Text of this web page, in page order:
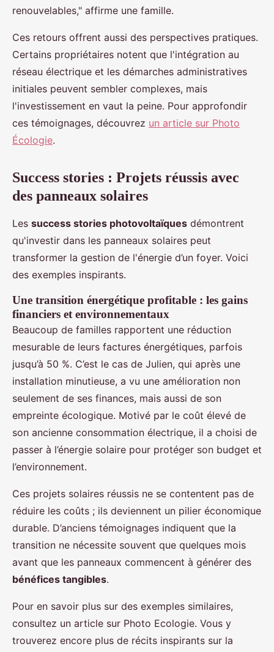
renouvelables," affirme une famille.
Ces retours offrent aussi des perspectives pratiques.
Certains propriétaires notent que l'intégration au
réseau électrique et les démarches administratives
initiales peuvent sembler complexes, mais
l'investissement en vaut la peine. Pour approfondir
ces témoignages, découvrez un article sur Photo
Écologie.
Success stories : Projets réussis avec
des panneaux solaires
Les success stories photovoltaïques démontrent
qu'investir dans les panneaux solaires peut
transformer la gestion de l'énergie d’un foyer. Voici
des exemples inspirants.
Une transition énergétique profitable : les gains
financiers et environnementaux
Beaucoup de familles rapportent une réduction
mesurable de leurs factures énergétiques, parfois
jusqu’à 50 %. C’est le cas de Julien, qui après une
installation minutieuse, a vu une amélioration non
seulement de ses finances, mais aussi de son
empreinte écologique. Motivé par le coût élevé de
son ancienne consommation électrique, il a choisi de
passer à l’énergie solaire pour protéger son budget et
l’environnement.
Ces projets solaires réussis ne se contentent pas de
réduire les coûts ; ils deviennent un pilier économique
durable. D’anciens témoignages indiquent que la
transition ne nécessite souvent que quelques mois
avant que les panneaux commencent à générer des
bénéfices tangibles.
Pour en savoir plus sur des exemples similaires,
consultez un article sur Photo Ecologie. Vous y
trouverez encore plus de récits inspirants sur la